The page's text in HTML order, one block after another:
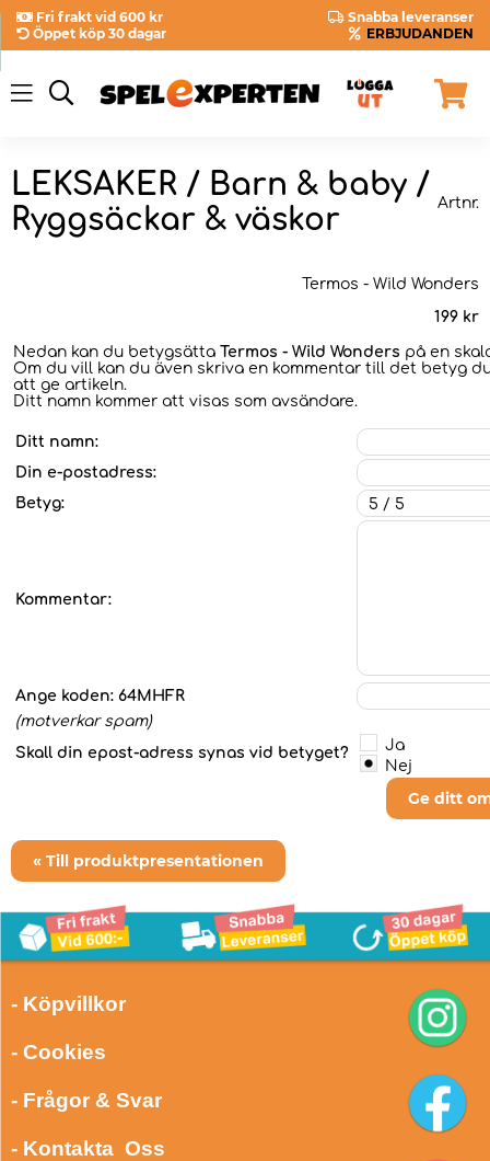
Fri frakt vid 600 kr
Snabba leveranser
Öppet köp 30 dagar
ERBJUDANDEN
LEKSAKER / Barn & baby /
Ryggsäckar & väskor
Artnr.
Termos - Wild Wonders
199 kr
Nedan kan du betygsätta Termos - Wild Wonders på en
Om du vill kan du även skriva en kommentar till det betyg
att ge artikeln.
Ditt namn kommer att visas som avsändare.
Ditt namn:
Din e-postadress:
Betyg:
Kommentar:
Ange koden: 64MHFR
(motverkar spam)
Skall din epost-adress synas vid betyget?
Ja
Nej
Ge ditt
« Till produktpresentationen
- Köpvillkor
- Cookies
- Frågor & Svar
- Kontakta Oss